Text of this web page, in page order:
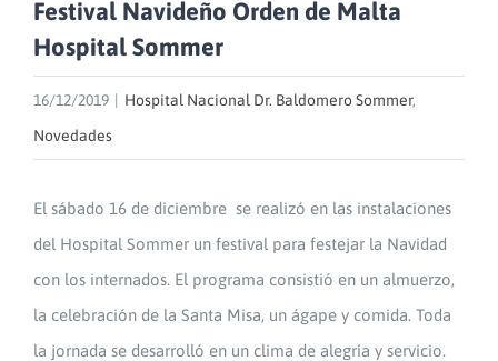
Festival Navideño Orden de Malta
Hospital Sommer
16/12/2019 Hospital Nacional Dr. Baldomero Sommer,
Novedades
El sábado 16 de diciembre se realizó en las instalaciones
del Hospital Sommer un festival para festejar la Navidad
con los internados. El programa consistió en un almuerzo,
la celebración de la Santa Misa, un ágape y comida. Toda
la jornada se desarrolló en un clima de alegría y servicio.